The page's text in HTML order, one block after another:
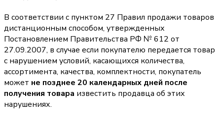
В соответствии с пунктом 27 Правил продажи товаров
дистанционным способом, утвержденных
Постановлением Правительства РФ № 612 от
27.09.2007, в случае если покупателю передается товар
с нарушением условий, касающихся количества,
ассортимента, качества, комплектности, покупатель
может не позднее 20 календарных дней после
получения товара известить продавца об этих
нарушениях.